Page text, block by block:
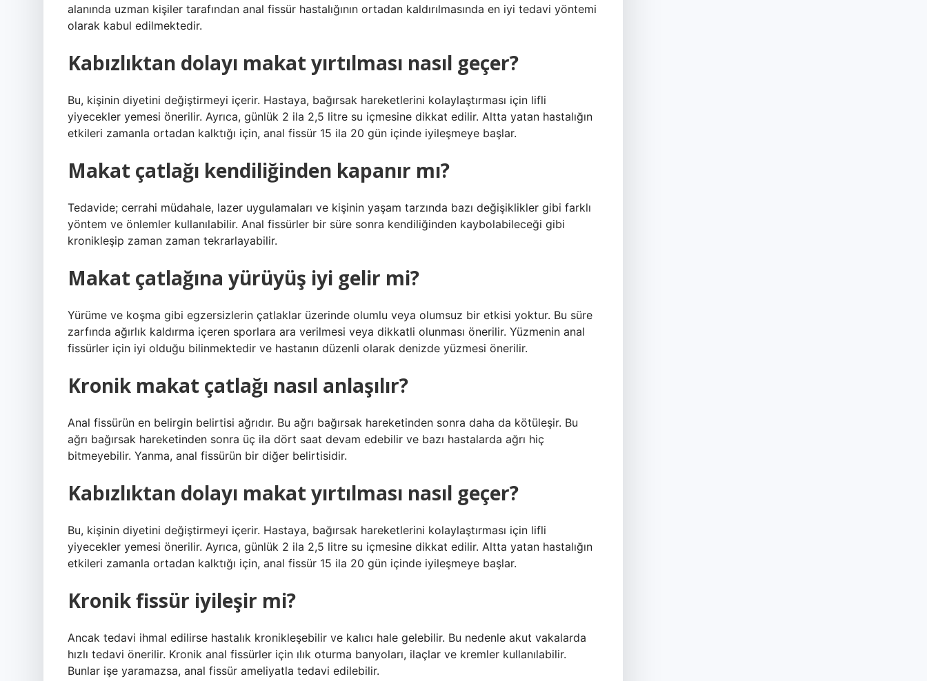
alanında uzman kişiler tarafından anal fissür hastalığının ortadan kaldırılmasında en iyi tedavi yöntemi
olarak kabul edilmektedir.
Kabızlıktan dolayı makat yırtılması nasıl geçer?
Bu, kişinin diyetini değiştirmeyi içerir. Hastaya, bağırsak hareketlerini kolaylaştırması için lifli
yiyecekler yemesi önerilir. Ayrıca, günlük 2 ila 2,5 litre su içmesine dikkat edilir. Altta yatan hastalığın
etkileri zamanla ortadan kalktığı için, anal fissür 15 ila 20 gün içinde iyileşmeye başlar.
Makat çatlağı kendiliğinden kapanır mı?
Tedavide; cerrahi müdahale, lazer uygulamaları ve kişinin yaşam tarzında bazı değişiklikler gibi farklı
yöntem ve önlemler kullanılabilir. Anal fissürler bir süre sonra kendiliğinden kaybolabileceği gibi
kronikleşip zaman zaman tekrarlayabilir.
Makat çatlağına yürüyüş iyi gelir mi?
Yürüme ve koşma gibi egzersizlerin çatlaklar üzerinde olumlu veya olumsuz bir etkisi yoktur. Bu süre
zarfında ağırlık kaldırma içeren sporlara ara verilmesi veya dikkatli olunması önerilir. Yüzmenin anal
fissürler için iyi olduğu bilinmektedir ve hastanın düzenli olarak denizde yüzmesi önerilir.
Kronik makat çatlağı nasıl anlaşılır?
Anal fissürün en belirgin belirtisi ağrıdır. Bu ağrı bağırsak hareketinden sonra daha da kötüleşir. Bu
ağrı bağırsak hareketinden sonra üç ila dört saat devam edebilir ve bazı hastalarda ağrı hiç
bitmeyebilir. Yanma, anal fissürün bir diğer belirtisidir.
Kabızlıktan dolayı makat yırtılması nasıl geçer?
Bu, kişinin diyetini değiştirmeyi içerir. Hastaya, bağırsak hareketlerini kolaylaştırması için lifli
yiyecekler yemesi önerilir. Ayrıca, günlük 2 ila 2,5 litre su içmesine dikkat edilir. Altta yatan hastalığın
etkileri zamanla ortadan kalktığı için, anal fissür 15 ila 20 gün içinde iyileşmeye başlar.
Kronik fissür iyileşir mi?
Ancak tedavi ihmal edilirse hastalık kronikleşebilir ve kalıcı hale gelebilir. Bu nedenle akut vakalarda
hızlı tedavi önerilir. Kronik anal fissürler için ılık oturma banyoları, ilaçlar ve kremler kullanılabilir.
Bunlar işe yaramazsa, anal fissür ameliyatla tedavi edilebilir.